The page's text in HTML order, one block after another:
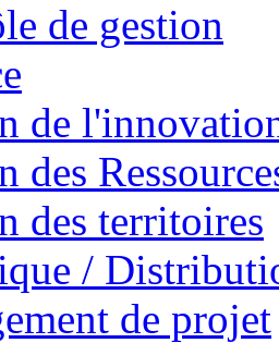
de gestion
de
des
des territoires
/
de projet